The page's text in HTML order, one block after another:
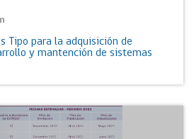
Tipo para la adquisición de
y mantención de sistemas